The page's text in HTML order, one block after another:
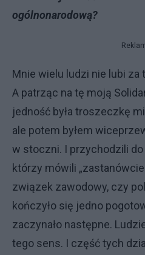
ogólnonarodową?
Mnie wielu ludzi nie lubi za
A patrząc na tę moją
jedność była troszeczkę
ale potem byłem
w stoczni. I przychodzili
którzy mówili
związek zawodowy, czy
kończyło się jedno
zaczynało następne.
tego sens. I część tych